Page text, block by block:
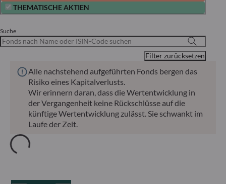
THEMATISCHE AKTIEN
Suche
Filter zurücksetzen
Alle nachstehend aufgeführten Fonds bergen das
Risiko eines Kapitalverlusts.
Wir erinnern daran, dass die Wertentwicklung in
der Vergangenheit keine Rückschlüsse auf die
künftige Wertentwicklung zulässt. Sie schwankt im
Laufe der Zeit.